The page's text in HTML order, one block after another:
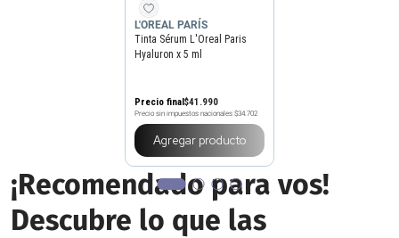
L'OREAL PARÍS
Tinta Sérum L'Oreal Paris
Hyaluron x 5 ml
Precio final$41 .990
Precio sin impuestos nacionales $34.702
Agregar producto
¡Recomendado para vos!
Descubre lo que las